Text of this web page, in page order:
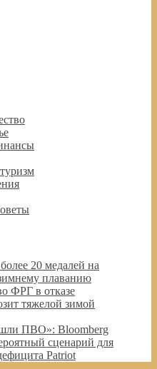
20 медалей на
плаванию
ФРГ в отказе
тяжелой зимой
ПВО»: Bloomberg
сценарий для
Patriot